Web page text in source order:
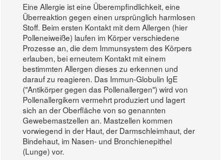
Eine Allergie ist eine Überempfindlichkeit, eine
Überreaktion gegen einen ursprünglich harmlosen
Stoff. Beim ersten Kontakt mit dem Allergen (hier
Polleneiweiße) laufen im Körper verschiedene
Prozesse an, die dem Immunsystem des Körpers
erlauben, bei erneutem Kontakt mit einem
bestimmten Allergen dieses zu erkennen und
darauf zu reagieren. Das Immun-Globulin IgE
("Antikörper gegen das Pollenallergen") wird von
Pollenallergikern vermehrt produziert und lagert
sich an der Oberfläche von so genannten
Gewebemastzellen an. Mastzellen kommen
vorwiegend in der Haut, der Darmschleimhaut, der
Bindehaut, im Nasen- und Bronchienepithel
(Lunge) vor.